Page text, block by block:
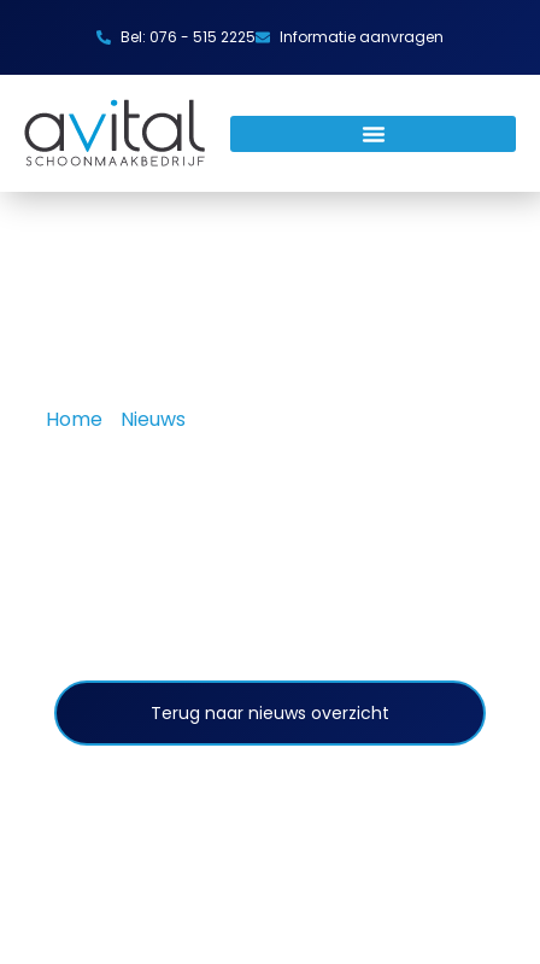
Bel: 076 - 515 2225 Informatie aanvragen
Home Nieuws
Terug naar nieuws overzicht